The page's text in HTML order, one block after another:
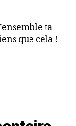
ta
que cela !